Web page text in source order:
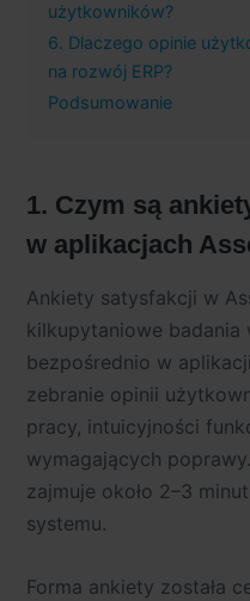
użytkowników?
6. Dlaczego opinie
na rozwój ERP?
Podsumowanie
1. Czym są
w aplikacjach
Ankiety satysfakcji w
kilkupytaniowe badania
bezpośrednio w
zebranie opinii
pracy, intuicyjności
wymagających
zajmuje około 2–3
systemu.
Forma ankiety została